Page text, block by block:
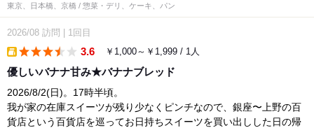
東京、日本橋、京橋 / 惣菜・デリ、ケーキ、パン
2026/08 訪問 | 1回目
3.6 ￥1,000～￥1,999 / 1人
優しいバナナ甘み★バナナブレッド
2026/8/2(日)。17時半頃。
我が家の在庫スイーツが残り少なくピンチなので、銀座〜上野の百
貨店という百貨店を巡ってお日持ちスイーツを買い出しした日の帰